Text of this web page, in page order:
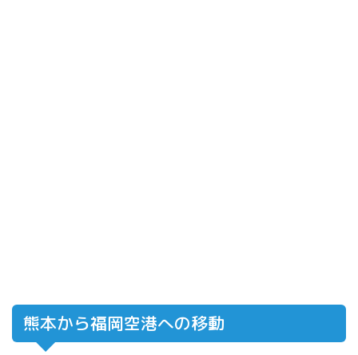
熊本から福岡空港への移動